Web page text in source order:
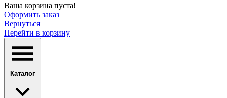
Ваша корзина пуста!
Оформить заказ
Вернуться
Перейти в корзину
Каталог